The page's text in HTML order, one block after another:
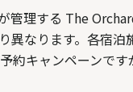
管理する The
なります。各宿泊
約キャンペーンで